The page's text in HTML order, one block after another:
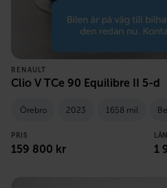
RENAULT
Clio V TCe 90 Equilibre II 5-d
Örebro 2023 1658 mil
PRIS
159 800 kr 1